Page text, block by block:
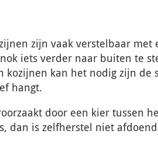
zijn vaak verstelbaar met
iets verder naar buiten te
kozijnen kan het nodig zijn de
hangt.
door een kier tussen
dan is zelfherstel niet